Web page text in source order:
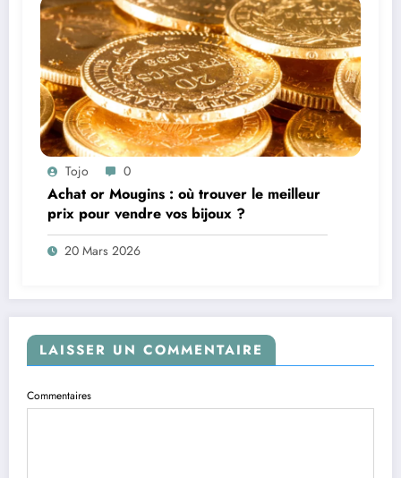
Tojo 0
Achat or Mougins : où trouver le meilleur
prix pour vendre vos bijoux ?
20 Mars 2026
LAISSER UN COMMENTAIRE
Commentaires